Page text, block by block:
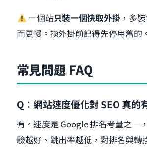
一個站只裝一個快取外掛，多
而更慢。換外掛前記得先停用舊的
常見問題 FAQ
Q：網站速度優化對 SEO 真的
有。速度是 Google 排名考量之一
驗越好、跳出率越低，對排名與轉